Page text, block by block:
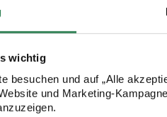
wichtig
besuchen und auf „Alle
und Marketing-